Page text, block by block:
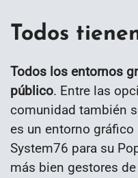
Todos
Todos los entornos
público. Entre las
comunidad también
es un entorno
System76 para su
más bien gestores